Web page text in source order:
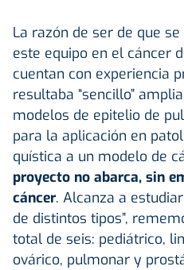
La razón de ser de que
este equipo en el cáncer
cuentan con experiencia
resultaba “sencillo”
modelos de epitelio de
para la aplicación en
quística a un modelo de
proyecto no abarca, sin
cáncer. Alcanza a
de distintos tipos”,
total de seis: pediátrico,
ovárico, pulmonar y